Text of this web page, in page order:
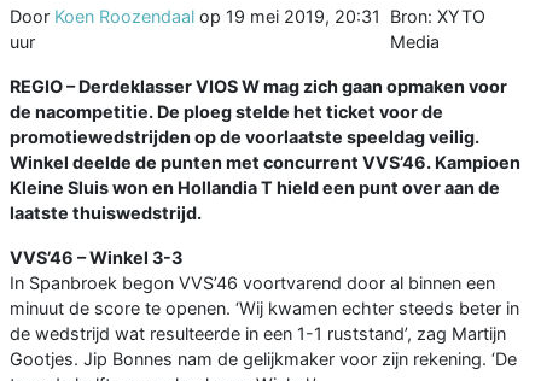
Door Koen Roozendaal op 19 mei 2019, 20:31
uur
Bron: XYTO
Media
REGIO – Derdeklasser VIOS W mag zich gaan opmaken voor
de nacompetitie. De ploeg stelde het ticket voor de
promotiewedstrijden op de voorlaatste speeldag veilig.
Winkel deelde de punten met concurrent VVS’46. Kampioen
Kleine Sluis won en Hollandia T hield een punt over aan de
laatste thuiswedstrijd.
VVS’46 – Winkel 3-3
In Spanbroek begon VVS’46 voortvarend door al binnen een
minuut de score te openen. ‘Wij kwamen echter steeds beter in
de wedstrijd wat resulteerde in een 1-1 ruststand’, zag Martijn
Gootjes. Jip Bonnes nam de gelijkmaker voor zijn rekening. ‘De